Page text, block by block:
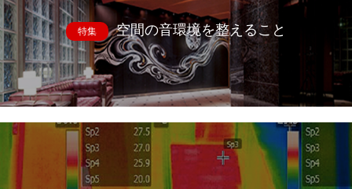
特集 空間の音環境を整えること